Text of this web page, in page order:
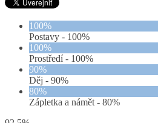
100%
Postavy - 100%
100%
Prostředí - 100%
90%
Děj - 90%
80%
Zápletka a námět - 80%